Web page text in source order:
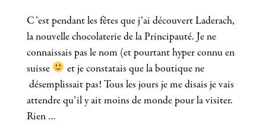
C’est pendant les fêtes que j’ai découvert Laderach,
la nouvelle chocolaterie de la Principauté. Je ne
connaissais pas le nom (et pourtant hyper connu en
suisse
et je constatais que la boutique ne
désemplissait pas! Tous les jours je me disais je vais
attendre qu’il y ait moins de monde pour la visiter.
Rien …